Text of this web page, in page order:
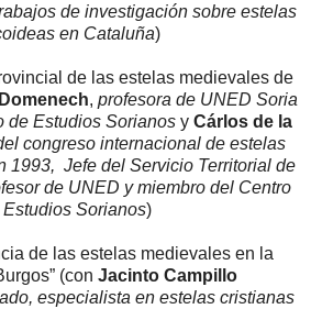
de investigación sobre estelas
en Cataluña)
de las estelas medievales de
, profesora de UNED Soria
de Estudios Sorianos y Cárlos de la
congreso internacional de estelas
1993, Jefe del Servicio Territorial de
de UNED y miembro del Centro
Estudios Sorianos)
de las estelas medievales en la
(con Jacinto Campillo
especialista en estelas cristianas